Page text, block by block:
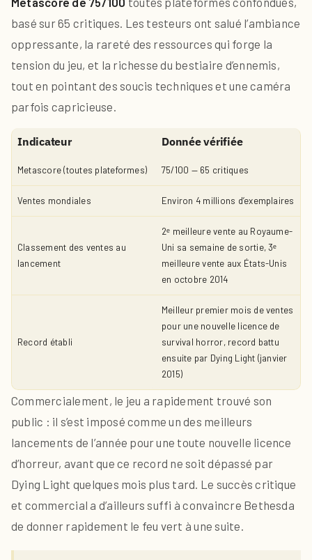
basé sur 65 critiques. Les testeurs ont salué l’ambiance
oppressante, la rareté des ressources qui forge la
tension du jeu, et la richesse du bestiaire d’ennemis,
tout en pointant des soucis techniques et une caméra
parfois capricieuse.
Indicateur Donnée vérifiée
Metascore (toutes plateformes) 75/100 — 65 critiques
Ventes mondiales Environ 4 millions d’exemplaires
Classement des ventes au
lancement
2ᵉ meilleure vente au Royaume-
Uni sa semaine de sortie, 3ᵉ
meilleure vente aux États-Unis
en octobre 2014
Record établi
Meilleur premier mois de ventes
pour une nouvelle licence de
survival horror, record battu
ensuite par Dying Light (janvier
2015)
Commercialement, le jeu a rapidement trouvé son
public : il s’est imposé comme un des meilleurs
lancements de l’année pour une toute nouvelle licence
d’horreur, avant que ce record ne soit dépassé par
Dying Light quelques mois plus tard. Le succès critique
et commercial a d’ailleurs suffi à convaincre Bethesda
de donner rapidement le feu vert à une suite.